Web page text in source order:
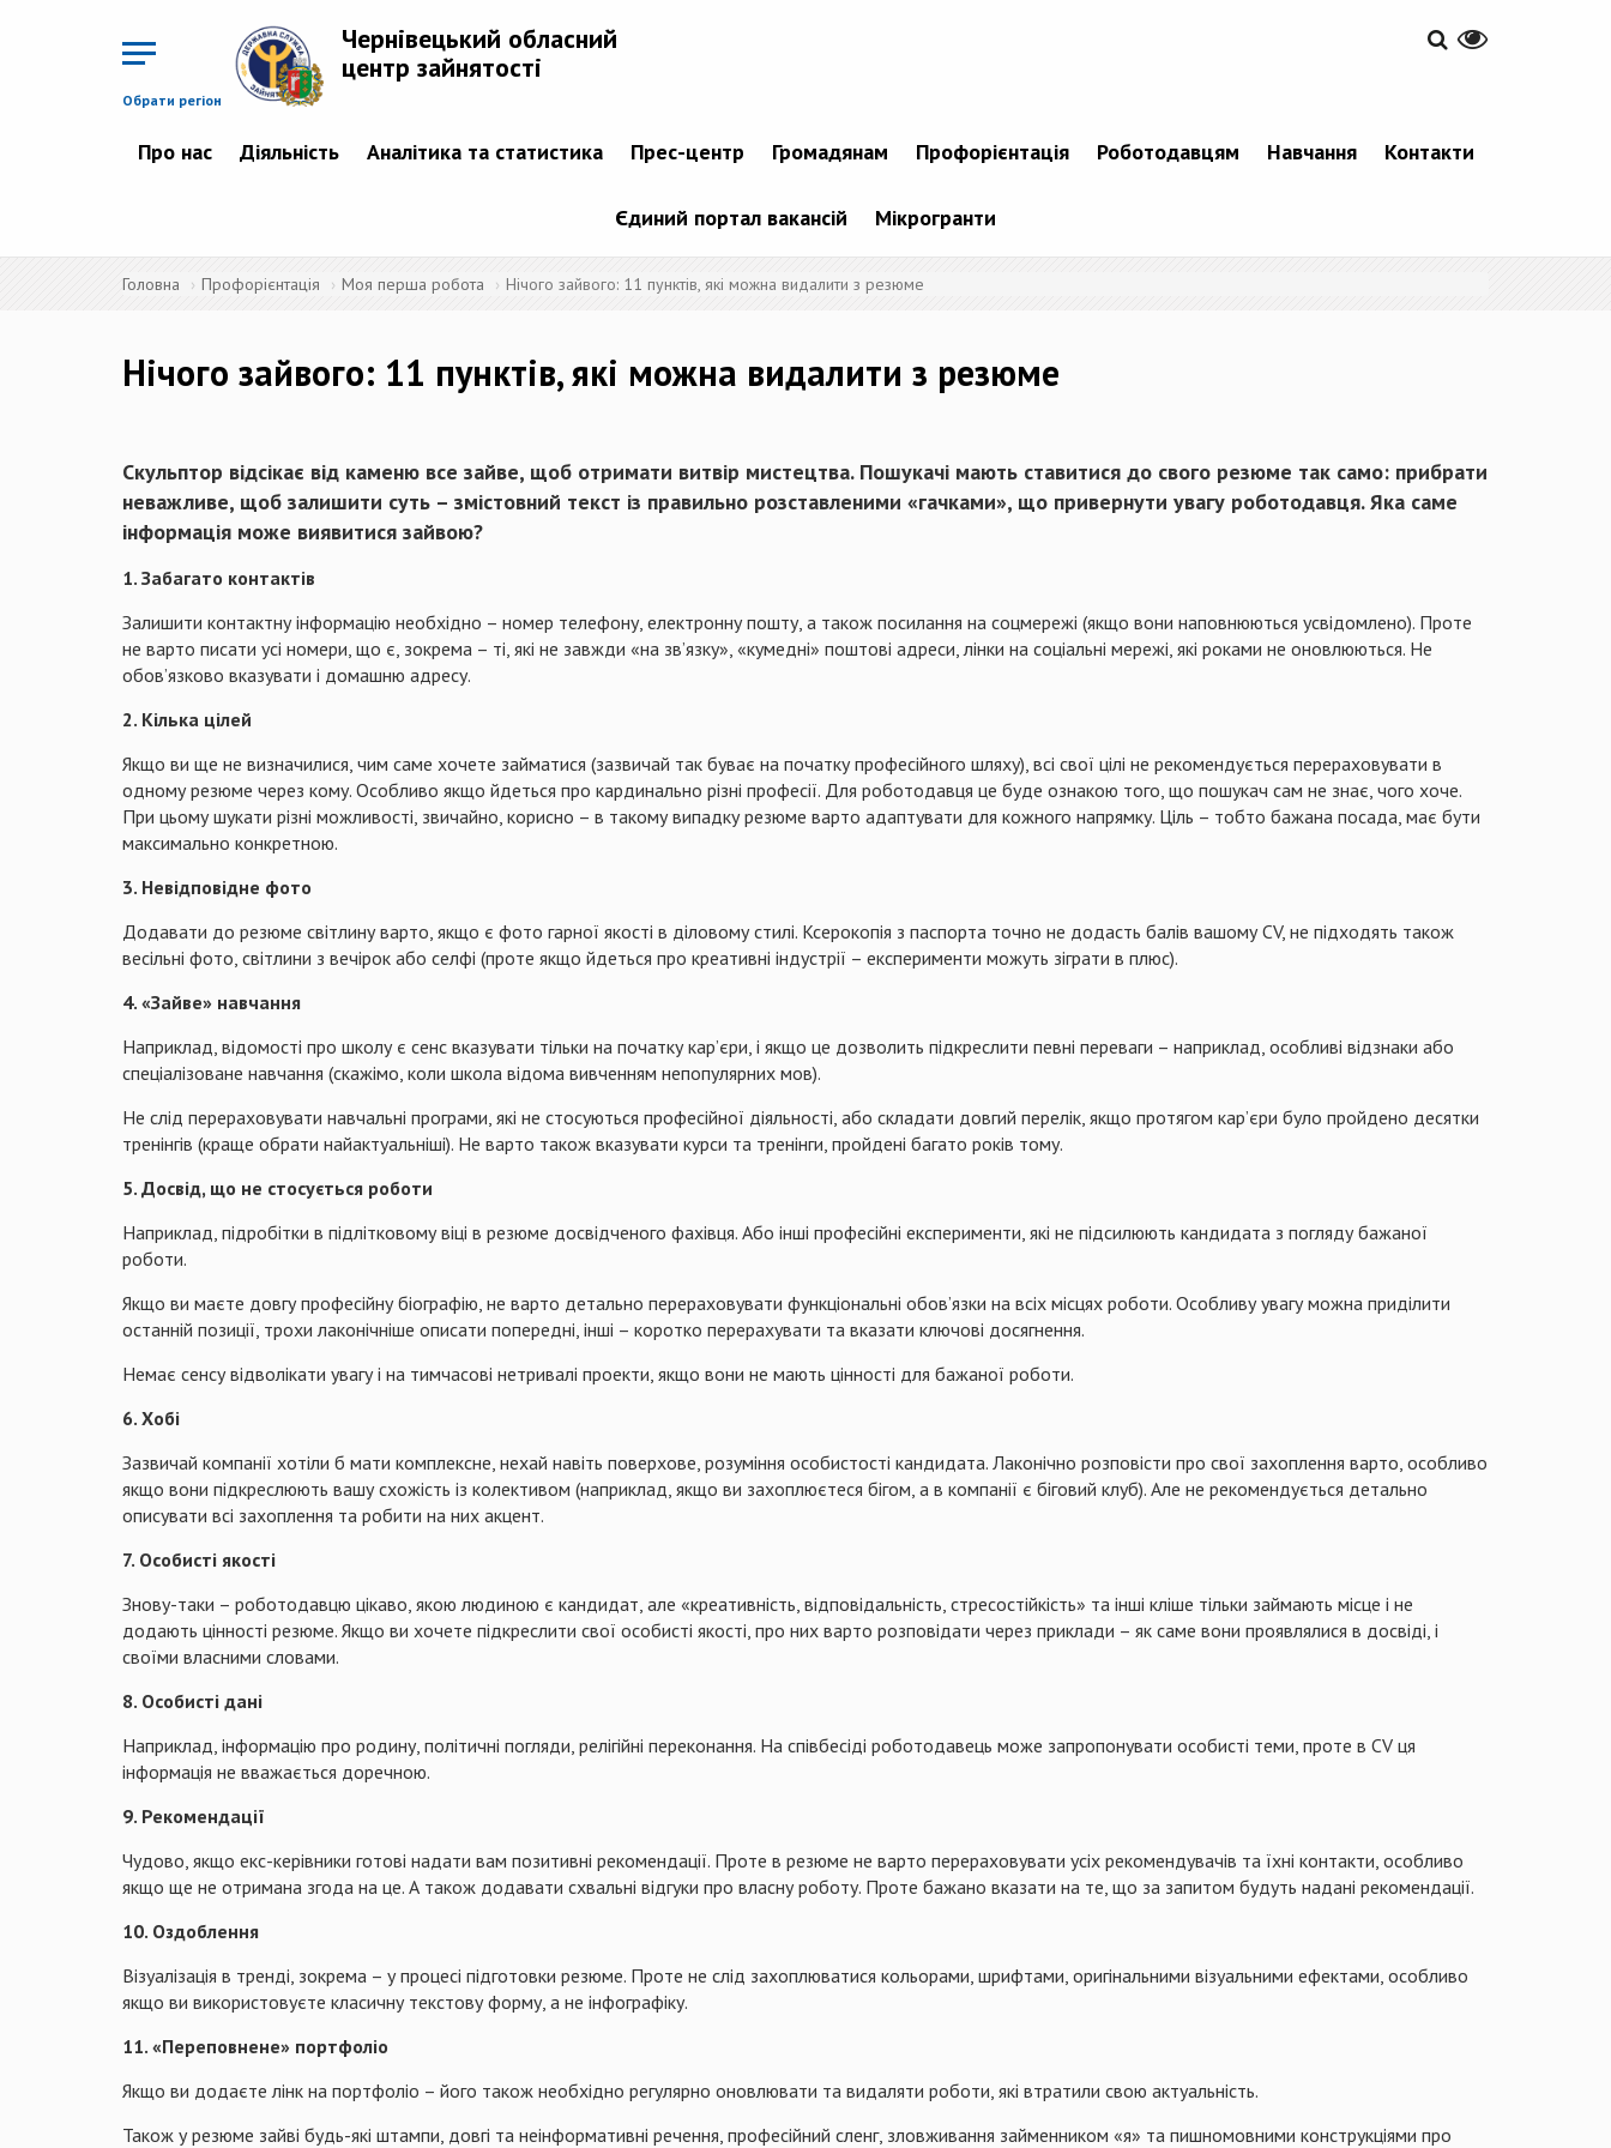
Обрати регіон
Чернівецький обласний
центр зайнятості
Про нас Діяльність Аналітика та статистика Прес-центр Громадянам Профорієнтація Роботодавцям Навчання Контакти
Єдиний портал вакансій Мікрогранти
Головна Профорієнтація Моя перша робота Нічого зайвого: 11 пунктів, які можна видалити з резюме
Нічого зайвого: 11 пунктів, які можна видалити з резюме
Скульптор відсікає від каменю все зайве, щоб отримати витвір мистецтва. Пошукачі мають ставитися до свого резюме так само: прибрати
неважливе, щоб залишити суть – змістовний текст із правильно розставленими «гачками», що привернути увагу роботодавця. Яка саме
інформація може виявитися зайвою?
1. Забагато контактів
Залишити контактну інформацію необхідно – номер телефону, електронну пошту, а також посилання на соцмережі (якщо вони наповнюються усвідомлено). Проте
не варто писати усі номери, що є, зокрема – ті, які не завжди «на зв’язку», «кумедні» поштові адреси, лінки на соціальні мережі, які роками не оновлюються. Не
обов’язково вказувати і домашню адресу.
2. Кілька цілей
Якщо ви ще не визначилися, чим саме хочете займатися (зазвичай так буває на початку професійного шляху), всі свої цілі не рекомендується перераховувати в
одному резюме через кому. Особливо якщо йдеться про кардинально різні професії. Для роботодавця це буде ознакою того, що пошукач сам не знає, чого хоче.
При цьому шукати різні можливості, звичайно, корисно – в такому випадку резюме варто адаптувати для кожного напрямку. Ціль – тобто бажана посада, має бути
максимально конкретною.
3. Невідповідне фото
Додавати до резюме світлину варто, якщо є фото гарної якості в діловому стилі. Ксерокопія з паспорта точно не додасть балів вашому СV, не підходять також
весільні фото, світлини з вечірок або селфі (проте якщо йдеться про креативні індустрії – експерименти можуть зіграти в плюс).
4. «Зайве» навчання
Наприклад, відомості про школу є сенс вказувати тільки на початку кар’єри, і якщо це дозволить підкреслити певні переваги – наприклад, особливі відзнаки або
спеціалізоване навчання (скажімо, коли школа відома вивченням непопулярних мов).
Не слід перераховувати навчальні програми, які не стосуються професійної діяльності, або складати довгий перелік, якщо протягом кар’єри було пройдено десятки
тренінгів (краще обрати найактуальніші). Не варто також вказувати курси та тренінги, пройдені багато років тому.
5. Досвід, що не стосується роботи
Наприклад, підробітки в підлітковому віці в резюме досвідченого фахівця. Або інші професійні експерименти, які не підсилюють кандидата з погляду бажаної
роботи.
Якщо ви маєте довгу професійну біографію, не варто детально перераховувати функціональні обов’язки на всіх місцях роботи. Особливу увагу можна приділити
останній позиції, трохи лаконічніше описати попередні, інші – коротко перерахувати та вказати ключові досягнення.
Немає сенсу відволікати увагу і на тимчасові нетривалі проекти, якщо вони не мають цінності для бажаної роботи.
6. Хобі
Зазвичай компанії хотіли б мати комплексне, нехай навіть поверхове, розуміння особистості кандидата. Лаконічно розповісти про свої захоплення варто, особливо
якщо вони підкреслюють вашу схожість із колективом (наприклад, якщо ви захоплюєтеся бігом, а в компанії є біговий клуб). Але не рекомендується детально
описувати всі захоплення та робити на них акцент.
7. Особисті якості
Знову-таки – роботодавцю цікаво, якою людиною є кандидат, але «креативність, відповідальність, стресостійкість» та інші кліше тільки займають місце і не
додають цінності резюме. Якщо ви хочете підкреслити свої особисті якості, про них варто розповідати через приклади – як саме вони проявлялися в досвіді, і
своїми власними словами.
8. Особисті дані
Наприклад, інформацію про родину, політичні погляди, релігійні переконання. На співбесіді роботодавець може запропонувати особисті теми, проте в СV ця
інформація не вважається доречною.
9. Рекомендації
Чудово, якщо екс-керівники готові надати вам позитивні рекомендації. Проте в резюме не варто перераховувати усіх рекомендувачів та їхні контакти, особливо
якщо ще не отримана згода на це. А також додавати схвальні відгуки про власну роботу. Проте бажано вказати на те, що за запитом будуть надані рекомендації.
10. Оздоблення
Візуалізація в тренді, зокрема – у процесі підготовки резюме. Проте не слід захоплюватися кольорами, шрифтами, оригінальними візуальними ефектами, особливо
якщо ви використовуєте класичну текстову форму, а не інфографіку.
11. «Переповнене» портфоліо
Якщо ви додаєте лінк на портфоліо – його також необхідно регулярно оновлювати та видаляти роботи, які втратили свою актуальність.
Також у резюме зайві будь-які штампи, довгі та неінформативні речення, професійний сленг, зловживання займенником «я» та пишномовними конструкціями про